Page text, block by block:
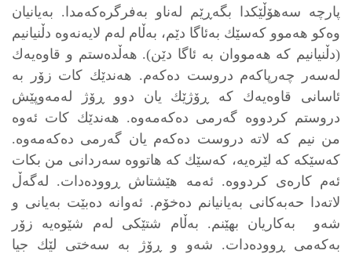
پارچه‌ سه‌هۆڵێكدا بگه‌ڕێم له‌ناو به‌فرگره‌كه‌مدا. به‌یانیان
وه‌كو هه‌موو كه‌سێك به‌ئاگا دێم، به‌ڵام له‌م لایه‌نه‌وه‌ دڵنیانیم
(دڵنیانیم كه‌ هه‌مووان به‌ ئاگا دێن). هه‌ڵده‌ستم و قاوه‌یه‌ك
له‌سه‌ر چه‌رپاكه‌م دروست ده‌كه‌م. هه‌ندێك كات زۆر به‌
ئاسانی قاوه‌یه‌ك كه‌ ڕۆژێك یان دوو ڕۆژ له‌مه‌وپێش
دروستم كردووه‌ گه‌رمی ده‌كه‌مه‌وه‌. هه‌ندێك كات ئه‌وه‌
من نیم كه‌ لاته‌ دروست ده‌كه‌م یان گه‌رمی ده‌كه‌مه‌وه‌.
كه‌سێكه‌ كه‌ لێره‌یه‌، كه‌سێك كه‌ هاتووه‌ سه‌ردانی من بكات
ئه‌م كاره‌ی كردووه‌. ئه‌مه‌ هێشتاش ڕووده‌دات. له‌گه‌ڵ
لاته‌دا حه‌به‌كانی به‌یانیانم ده‌خۆم. ئه‌وانه‌ ده‌بێت به‌یانی و
شه‌و به‌كاریان بهێنم. به‌ڵام شتێكی له‌م شێوه‌یه‌ زۆر
به‌كه‌می ڕووده‌دات. شه‌و و ڕۆژ به‌ سه‌ختی لێك جیا